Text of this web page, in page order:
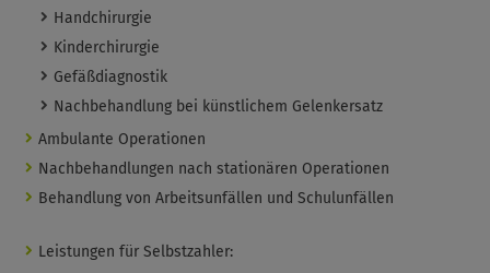
Handchirurgie
Kinderchirurgie
Gefäßdiagnostik
Nachbehandlung bei künstlichem Gelenkersatz
Ambulante Operationen
Nachbehandlungen nach stationären Operationen
Behandlung von Arbeitsunfällen und Schulunfällen
Leistungen für Selbstzahler: